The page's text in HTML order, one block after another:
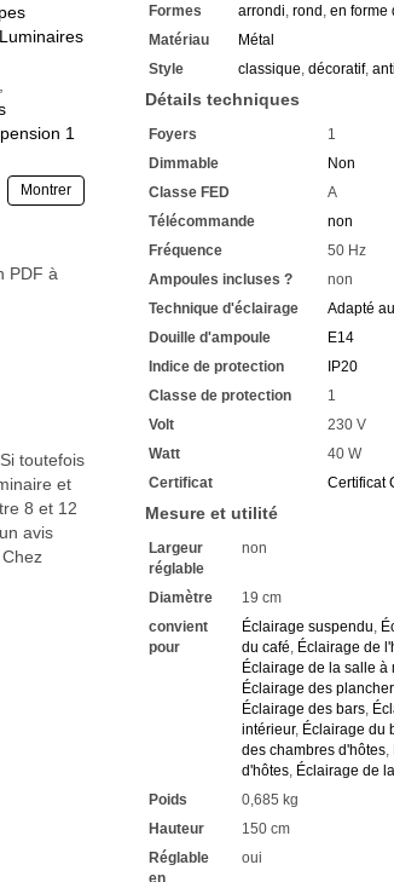
Luminaires
,
1
Montrer
PDF à
toutefois
et
8 et 12
avis
Formes
arrondi, rond , en forme
Matériau
Métal
Style
classique, décoratif,
Détails techniques
Foyers
1
Dimmable
Non
Classe FED
A
Télécommande
non
Fréquence
50 Hz
Ampoules incluses ?
non
Technique d'éclairage
Adapté
Douille d'ampoule
E14
Indice de protection
IP20
Classe de protection
1
Volt
230 V
Watt
40 W
Certificat
Certificat
Mesure et utilité
Largeur
réglable
non
Diamètre
19 cm
convient
pour
Éclairage suspendu,
du café, Éclairage de
Éclairage de la salle à
Éclairage des
Éclairage des bars,
intérieur, Éclairage du
des chambres d'hôtes,
d'hôtes, Éclairage de
Poids
0,685 kg
Hauteur
150 cm
Réglable
oui